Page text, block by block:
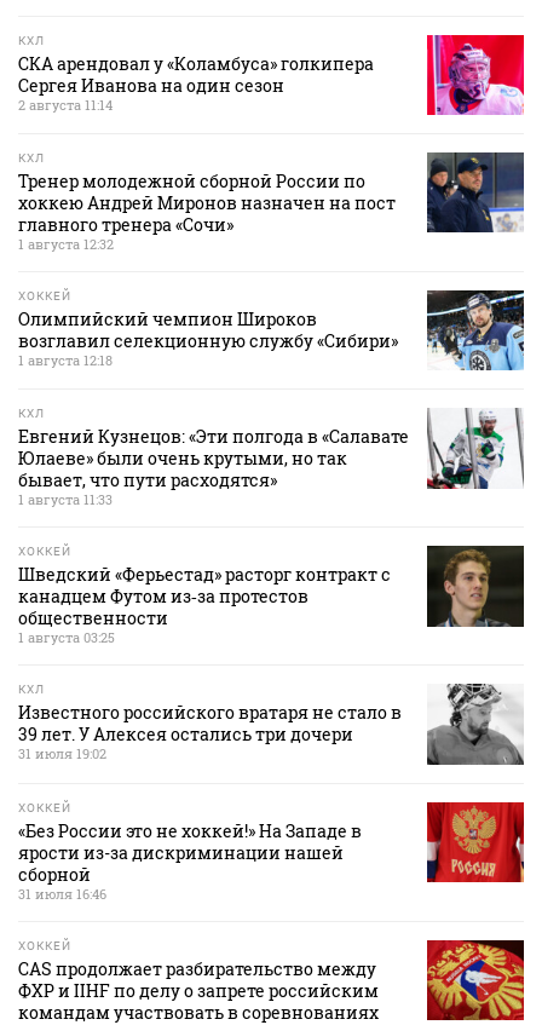
КХЛ
СКА арендовал у «Коламбуса» голкипера
Сергея Иванова на один сезон
2 августа 11:14
КХЛ
Тренер молодежной сборной России по
хоккею Андрей Миронов назначен на пост
главного тренера «Сочи»
1 августа 12:32
ХОККЕЙ
Олимпийский чемпион Широков
возглавил селекционную службу «Сибири»
1 августа 12:18
КХЛ
Евгений Кузнецов: «Эти полгода в «Салавате
Юлаеве» были очень крутыми, но так
бывает, что пути расходятся»
1 августа 11:33
ХОККЕЙ
Шведский «Ферьестад» расторг контракт с
канадцем Футом из‑за протестов
общественности
1 августа 03:25
КХЛ
Известного российского вратаря не стало в
39 лет. У Алексея остались три дочери
31 июля 19:02
ХОККЕЙ
«Без России это не хоккей!» На Западе в
ярости из-за дискриминации нашей
сборной
31 июля 16:46
ХОККЕЙ
CAS продолжает разбирательство между
ФХР и IIHF по делу о запрете российским
командам участвовать в соревнованиях